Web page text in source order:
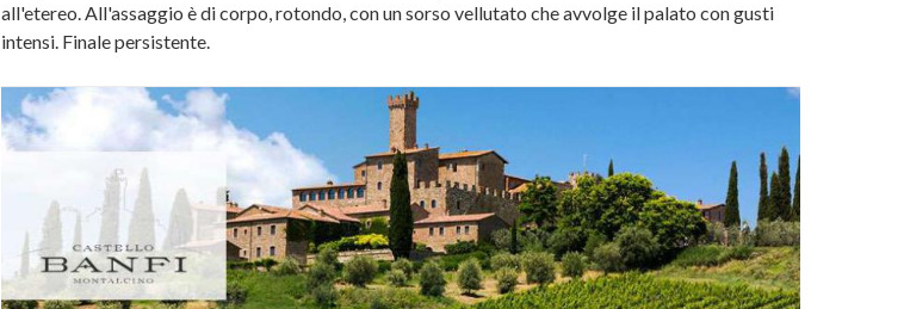
all'etereo. All'assaggio è di corpo, rotondo, con un sorso vellutato che avvolge il palato con gusti
intensi. Finale persistente.